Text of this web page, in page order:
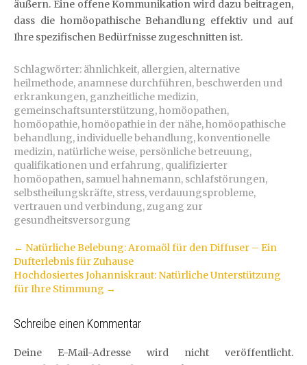
äußern. Eine offene Kommunikation wird dazu beitragen,
dass die homöopathische Behandlung effektiv und auf
Ihre spezifischen Bedürfnisse zugeschnitten ist.
Schlagwörter: ähnlichkeit, allergien, alternative
heilmethode, anamnese durchführen,beschwerden und
erkrankungen, ganzheitliche medizin,
gemeinschaftsunterstützung,homöopathen,
homöopathie,homöopathie in der nähe,homöopathische
behandlung,individuelle behandlung,konventionelle
medizin, natürliche weise, persönliche betreuung,
qualifikationen und erfahrung, qualifizierter
homöopathen, samuel hahnemann, schlafstörungen,
selbstheilungskräfte, stress,verdauungsprobleme,
vertrauen und verbindung, zugang zur
gesundheitsversorgung
Artikel-
Navigation
← Natürliche Belebung: Aromaöl für den Diffuser – Ein
Dufterlebnis für Zuhause
Hochdosiertes Johanniskraut: Natürliche Unterstützung
für Ihre Stimmung →
Schreibe einen Kommentar
Deine E-Mail-Adresse wird nicht veröffentlicht.